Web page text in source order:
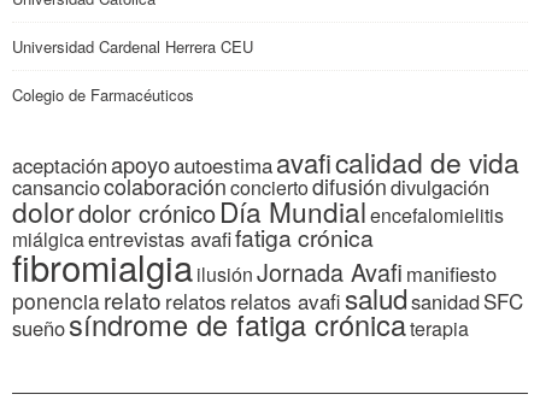
Universidad Cardenal Herrera CEU
Colegio de Farmacéuticos
aceptaciónapoyoautoestimaavaficalidad de vida
cansanciocolaboraciónconciertodifusióndivulgación
dolordolor crónicoDía Mundialencefalomielitis
miálgicaentrevistas avafifatiga crónica
fibromialgiailusiónJornada Avafi manifiesto
ponenciarelatorelatos relatos avafisaludsanidadSFC
sueñosíndrome de fatiga crónicaterapia